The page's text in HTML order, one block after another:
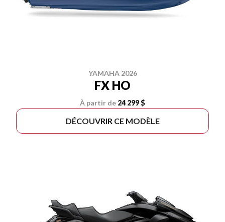
YAMAHA 2026
FX HO
À partir de 24 299 $
DÉCOUVRIR CE MODÈLE